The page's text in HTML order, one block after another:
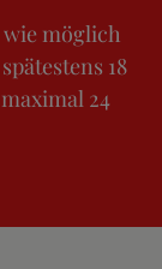
möglich
18
24